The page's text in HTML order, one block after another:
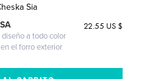
Sia
a todo color
el forro exterior
22.55 US $